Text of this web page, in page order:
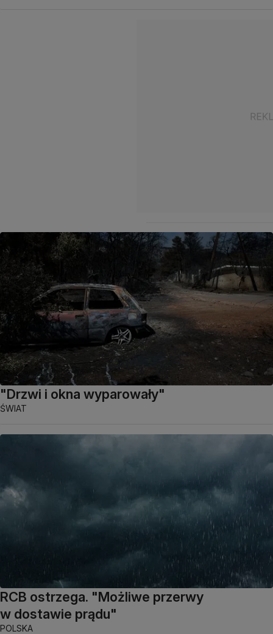
"Drzwi i okna wyparowały"
ŚWIAT
RCB ostrzega. "Możliwe przerwy
w dostawie prądu"
POLSKA